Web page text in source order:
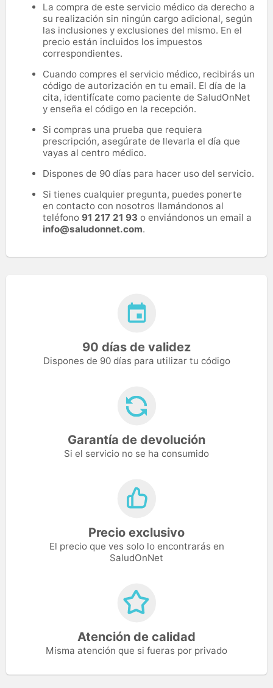
La compra de este servicio médico da derecho a
su realización sin ningún cargo adicional, según
las inclusiones y exclusiones del mismo. En el
precio están incluidos los impuestos
correspondientes.
Cuando compres el servicio médico, recibirás un
código de autorización en tu email. El día de la
cita, identifícate como paciente de SaludOnNet
y enseña el código en la recepción.
Si compras una prueba que requiera
prescripción, asegúrate de llevarla el día que
vayas al centro médico.
Dispones de 90 días para hacer uso del servicio.
Si tienes cualquier pregunta, puedes ponerte
en contacto con nosotros llamándonos al
teléfono 91 217 21 93 o enviándonos un email a
info@saludonnet.com.
90 días de validez
Dispones de 90 días para utilizar tu código
Garantía de devolución
Si el servicio no se ha consumido
Precio exclusivo
El precio que ves solo lo encontrarás en
SaludOnNet
Atención de calidad
Misma atención que si fueras por privado